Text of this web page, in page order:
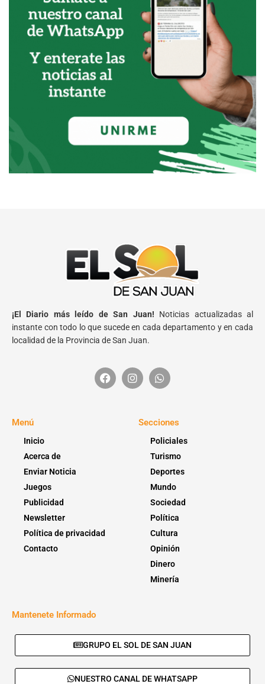
¡El Diario más leído de San Juan! Noticias actualizadas al
instante con todo lo que sucede en cada departamento y en cada
localidad de la Provincia de San Juan.
Menú
Inicio
Acerca de
Enviar Noticia
Juegos
Publicidad
Newsletter
Política de privacidad
Contacto
Secciones
Policiales
Turismo
Deportes
Mundo
Sociedad
Política
Cultura
Opinión
Dinero
Minería
Mantenete Informado
GRUPO EL SOL DE SAN JUAN
NUESTRO CANAL DE WHATSAPP